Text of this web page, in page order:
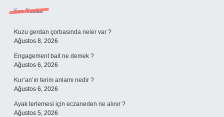
Sidebar
Son Yazılar
Kuzu gerdan çorbasında neler var ?
Ağustos 8, 2026
Engagement bait ne demek ?
Ağustos 6, 2026
Kur’an’ın terim anlamı nedir ?
Ağustos 6, 2026
Ayak terlemesi için eczaneden ne alınır ?
Ağustos 5, 2026